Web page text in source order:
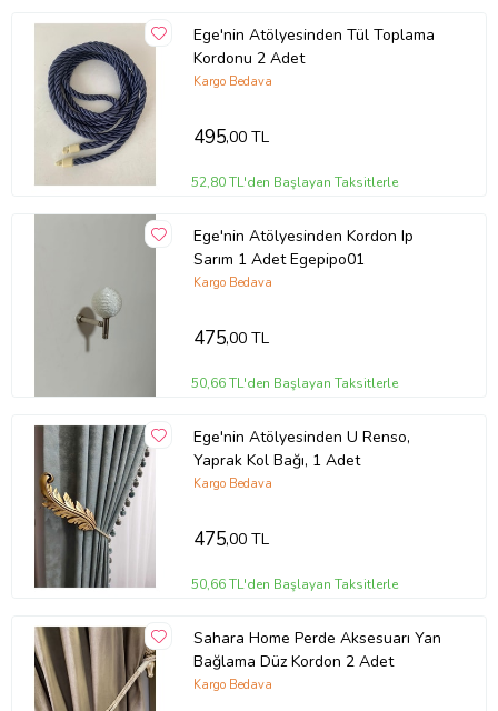
Ege'nin Atölyesinden Tül Toplama
Kordonu 2 Adet
Kargo Bedava
495,00 TL
52,80 TL'den Başlayan Taksitlerle
Ege'nin Atölyesinden Kordon Ip
Sarım 1 Adet Egepipo01
Kargo Bedava
475,00 TL
50,66 TL'den Başlayan Taksitlerle
Ege'nin Atölyesinden U Renso,
Yaprak Kol Bağı, 1 Adet
Kargo Bedava
475,00 TL
50,66 TL'den Başlayan Taksitlerle
Sahara Home Perde Aksesuarı Yan
Bağlama Düz Kordon 2 Adet
Kargo Bedava